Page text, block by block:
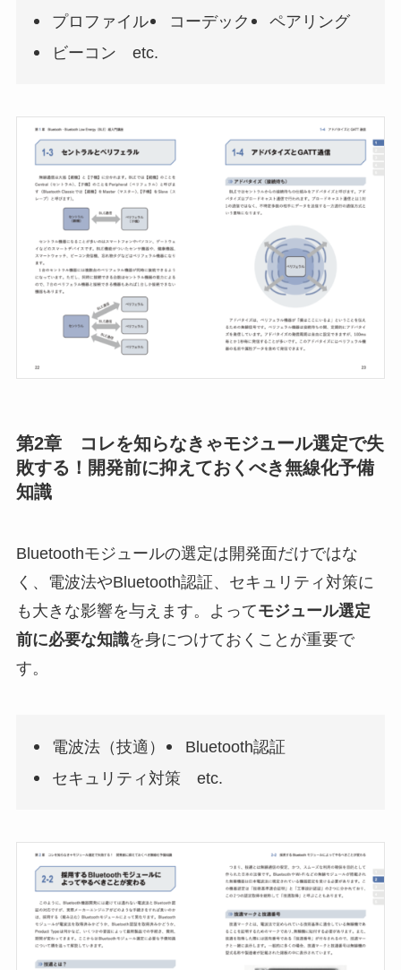
プロファイル
コーデック
ペアリング
ビーコン etc.
第2章 コレを知らなきゃモジュール選定で失
敗する！開発前に抑えておくべき無線化予備
知識
Bluetoothモジュールの選定は開発面だけではな
く、電波法やBluetooth認証、セキュリティ対策に
も大きな影響を与えます。よってモジュール選定
前に必要な知識を身につけておくことが重要で
す。
電波法（技適）
Bluetooth認証
セキュリティ対策 etc.